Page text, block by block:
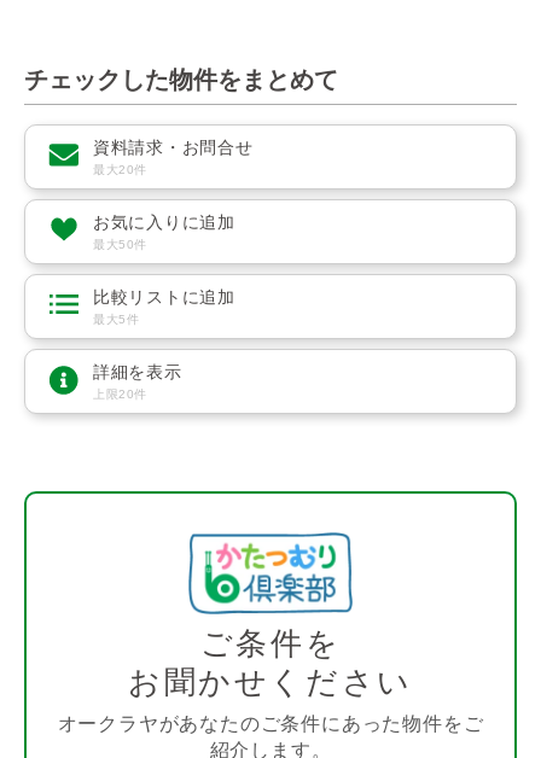
チェックした物件をまとめて
資料請求・お問合せ
最大20件
お気に入りに追加
最大50件
比較リストに追加
最大5件
詳細を表示
上限20件
ご条件を
お聞かせください
オークラヤがあなたのご条件にあった物件をご
紹介します。